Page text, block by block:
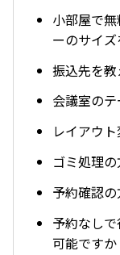
小部屋で
ーのサイズ
振込先を教
会議室のテ
レイアウ
ゴミ処理
予約確認の
予約なし
可能ですか